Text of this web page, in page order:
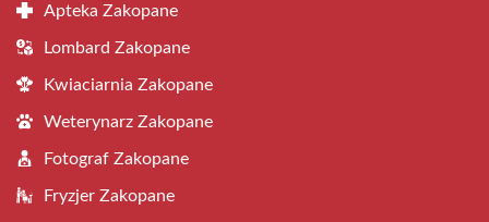
Apteka Zakopane
Lombard Zakopane
Kwiaciarnia Zakopane
Weterynarz Zakopane
Fotograf Zakopane
Fryzjer Zakopane